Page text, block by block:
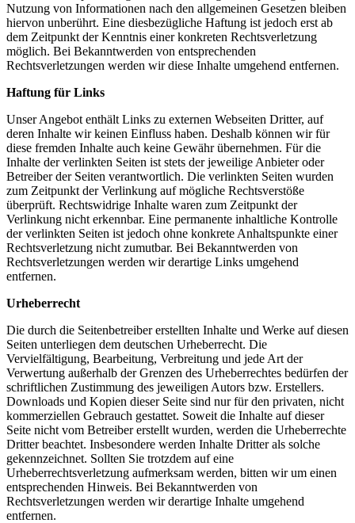
Nutzung von Informationen nach den allgemeinen Gesetzen bleiben
hiervon unberührt. Eine diesbezügliche Haftung ist jedoch erst ab
dem Zeitpunkt der Kenntnis einer konkreten Rechtsverletzung
möglich. Bei Bekanntwerden von entsprechenden
Rechtsverletzungen werden wir diese Inhalte umgehend entfernen.
Haftung für Links
Unser Angebot enthält Links zu externen Webseiten Dritter, auf
deren Inhalte wir keinen Einfluss haben. Deshalb können wir für
diese fremden Inhalte auch keine Gewähr übernehmen. Für die
Inhalte der verlinkten Seiten ist stets der jeweilige Anbieter oder
Betreiber der Seiten verantwortlich. Die verlinkten Seiten wurden
zum Zeitpunkt der Verlinkung auf mögliche Rechtsverstöße
überprüft. Rechtswidrige Inhalte waren zum Zeitpunkt der
Verlinkung nicht erkennbar. Eine permanente inhaltliche Kontrolle
der verlinkten Seiten ist jedoch ohne konkrete Anhaltspunkte einer
Rechtsverletzung nicht zumutbar. Bei Bekanntwerden von
Rechtsverletzungen werden wir derartige Links umgehend
entfernen.
Urheberrecht
Die durch die Seitenbetreiber erstellten Inhalte und Werke auf diesen
Seiten unterliegen dem deutschen Urheberrecht. Die
Vervielfältigung, Bearbeitung, Verbreitung und jede Art der
Verwertung außerhalb der Grenzen des Urheberrechtes bedürfen der
schriftlichen Zustimmung des jeweiligen Autors bzw. Erstellers.
Downloads und Kopien dieser Seite sind nur für den privaten, nicht
kommerziellen Gebrauch gestattet. Soweit die Inhalte auf dieser
Seite nicht vom Betreiber erstellt wurden, werden die Urheberrechte
Dritter beachtet. Insbesondere werden Inhalte Dritter als solche
gekennzeichnet. Sollten Sie trotzdem auf eine
Urheberrechtsverletzung aufmerksam werden, bitten wir um einen
entsprechenden Hinweis. Bei Bekanntwerden von
Rechtsverletzungen werden wir derartige Inhalte umgehend
entfernen.